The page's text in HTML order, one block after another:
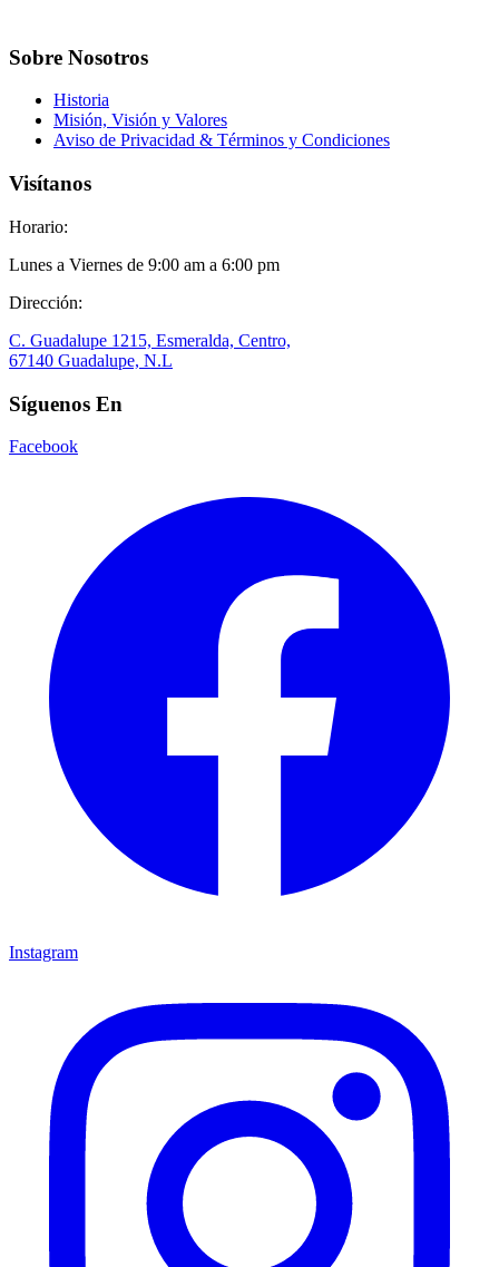
Sobre Nosotros
Historia
Misión, Visión y Valores
Aviso de Privacidad & Términos y Condiciones
Visítanos
Horario:
Lunes a Viernes de 9:00 am a 6:00 pm
Dirección:
C. Guadalupe 1215, Esmeralda, Centro,
67140 Guadalupe, N.L
Síguenos En
Facebook
Instagram